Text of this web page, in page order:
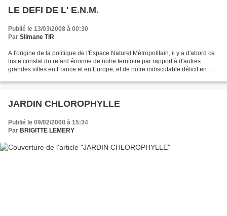
LE DEFI DE L' E.N.M.
Publié le 13/03/2008 à 00:30
Par Slimane TIR
A l'origine de la politique de l'Espace Naturel Métropolitain, il y a d'abord ce
triste constat du retard énorme de notre territoire par rapport à d'autres
grandes villes en France et en Europe, et de notre indiscutable déficit en
JARDIN CHLOROPHYLLE
Publié le 09/02/2008 à 15:34
Par BRIGITTE LEMERY